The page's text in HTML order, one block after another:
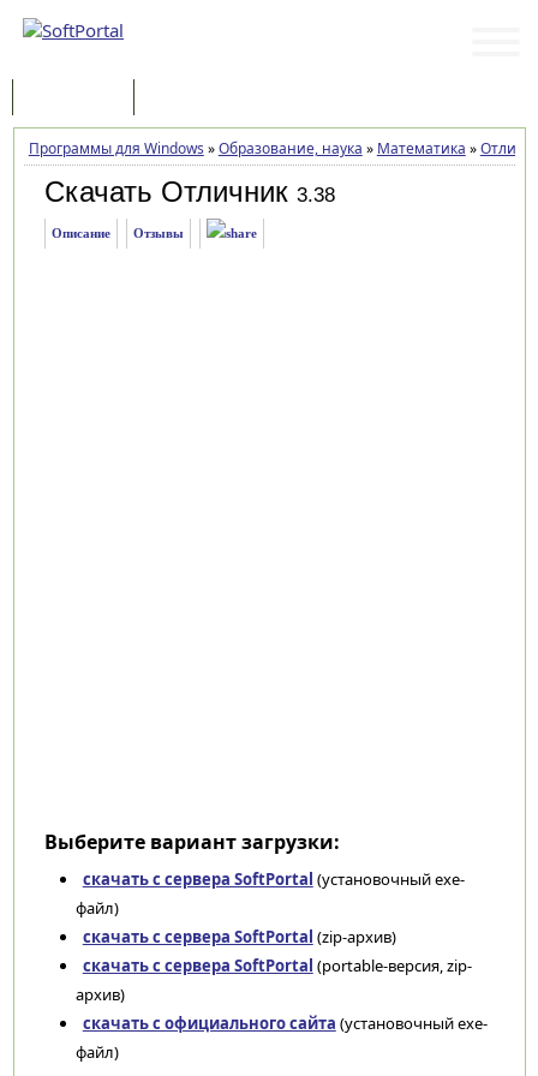
Программы для Windows »Образование, наука » Математика »
Скачать Отличник 3.38
Описание Отзывы
Выберите вариант загрузки:
скачать с сервера SoftPortal (установочный exe-
файл)
скачать с сервера SoftPortal (zip-архив)
скачать с сервера SoftPortal (portable-версия, zip-
архив)
скачать с официального сайта (установочный exe-
файл)